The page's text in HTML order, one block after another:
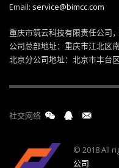
Email: service@bimcc.com
重庆市筑云科技有限责任公司
公司总部地址：重庆市江北区
北京分公司地址：北京市丰台
社交网络
© 2018 All
公司.